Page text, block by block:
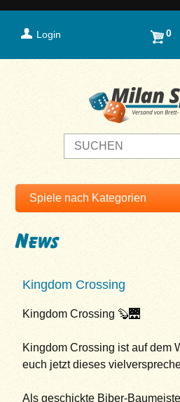
Login 0
News
Kingdom Crossing
Kingdom Crossing 🦫🌉
Kingdom Crossing ist auf dem
euch jetzt dieses
Als geschickte Biber-